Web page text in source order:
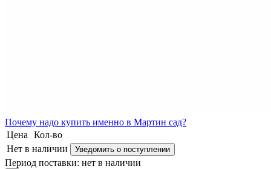
Почему надо купить именно в Мартин сад?
Цена
Кол-во
Нет в наличии
Уведомить о поступлении
Период поставки: нет в наличии